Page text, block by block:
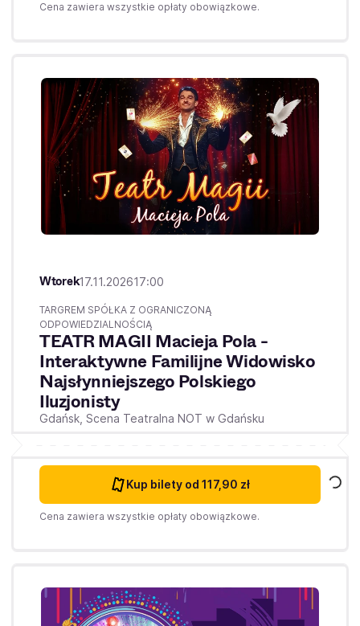
Cena zawiera wszystkie opłaty obowiązkowe.
Wtorek17.11.202617:00
TARGREM SPÓŁKA Z OGRANICZONĄ
ODPOWIEDZIALNOŚCIĄ
TEATR MAGII Macieja Pola -
Interaktywne Familijne Widowisko
Najsłynniejszego Polskiego
Iluzjonisty
Gdańsk, Scena Teatralna NOT w Gdańsku
Kup bilety od 117,90 zł
Cena zawiera wszystkie opłaty obowiązkowe.